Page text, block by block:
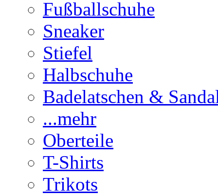
Fußballschuhe
Sneaker
Stiefel
Halbschuhe
Badelatschen &
...mehr
Oberteile
T-Shirts
Trikots